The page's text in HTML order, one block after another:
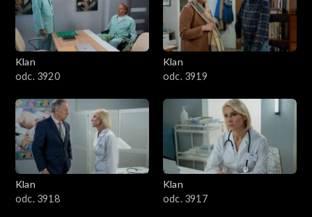
Klan
odc. 3920
Klan
odc. 3919
Klan
odc. 3918
Klan
odc. 3917